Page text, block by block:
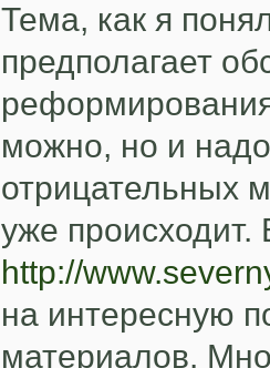
Тема, как я
предполагает
можно, но и
отрицательных
уже происходит.
http://
на интересную
материалов.